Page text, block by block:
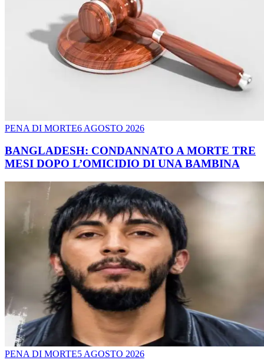
PENA DI MORTE6 AGOSTO 2026
BANGLADESH: CONDANNATO A MORTE TRE
MESI DOPO L’OMICIDIO DI UNA BAMBINA
PENA DI MORTE5 AGOSTO 2026